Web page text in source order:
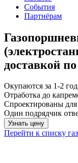
События
Партнёрам
доставкой
Окупаются за 1-2
Отработка до
Спроектированы
Один подрядчик
Узнать цену
Перейти к списку